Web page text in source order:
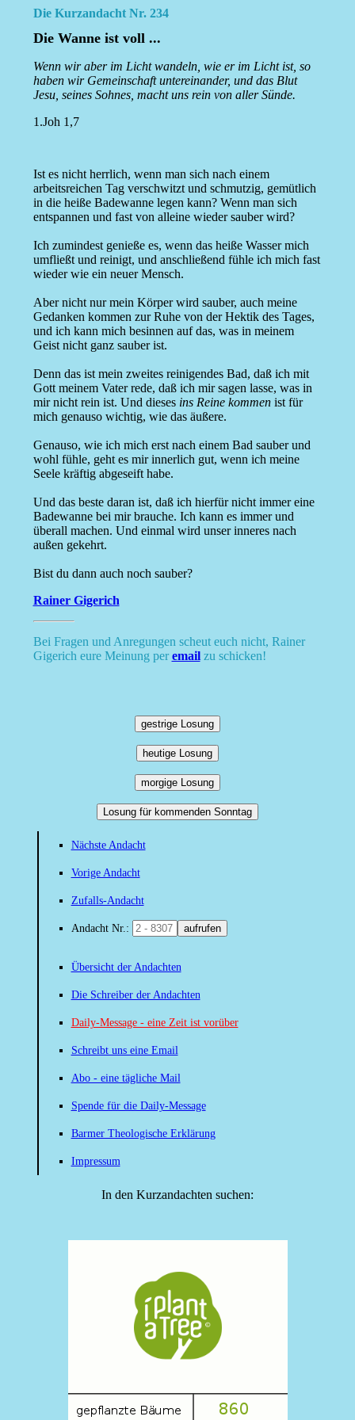
Die Kurzandacht Nr. 234
Die Wanne ist voll ...
Wenn wir aber im Licht wandeln, wie er im Licht ist, so
haben wir Gemeinschaft untereinander, und das Blut
Jesu, seines Sohnes, macht uns rein von aller Sünde.
1.Joh 1,7
Ist es nicht herrlich, wenn man sich nach einem
arbeitsreichen Tag verschwitzt und schmutzig, gemütlich
in die heiße Badewanne legen kann? Wenn man sich
entspannen und fast von alleine wieder sauber wird?
Ich zumindest genieße es, wenn das heiße Wasser mich
umfließt und reinigt, und anschließend fühle ich mich fast
wieder wie ein neuer Mensch.
Aber nicht nur mein Körper wird sauber, auch meine
Gedanken kommen zur Ruhe von der Hektik des Tages,
und ich kann mich besinnen auf das, was in meinem
Geist nicht ganz sauber ist.
Denn das ist mein zweites reinigendes Bad, daß ich mit
Gott meinem Vater rede, daß ich mir sagen lasse, was in
mir nicht rein ist. Und dieses ins Reine kommenist für
mich genauso wichtig, wie das äußere.
Genauso, wie ich mich erst nach einem Bad sauber und
wohl fühle, geht es mir innerlich gut, wenn ich meine
Seele kräftig abgeseift habe.
Und das beste daran ist, daß ich hierfür nicht immer eine
Badewanne bei mir brauche. Ich kann es immer und
überall machen. Und einmal wird unser inneres nach
außen gekehrt.
Bist du dann auch noch sauber?
Rainer Gigerich
Bei Fragen und Anregungen scheut euch nicht, Rainer
Gigerich eure Meinung peremailzu schicken!
gestrige Losung
heutige Losung
morgige Losung
Losung für kommenden Sonntag
Nächste Andacht
Vorige Andacht
Zufalls-Andacht
Andacht Nr.: aufrufen
Übersicht der Andachten
Die Schreiber der Andachten
Daily-Message - eine Zeit ist vorüber
Schreibt uns eine Email
Abo - eine tägliche Mail
Spende für die Daily-Message
Barmer Theologische Erklärung
Impressum
In den Kurzandachten suchen: